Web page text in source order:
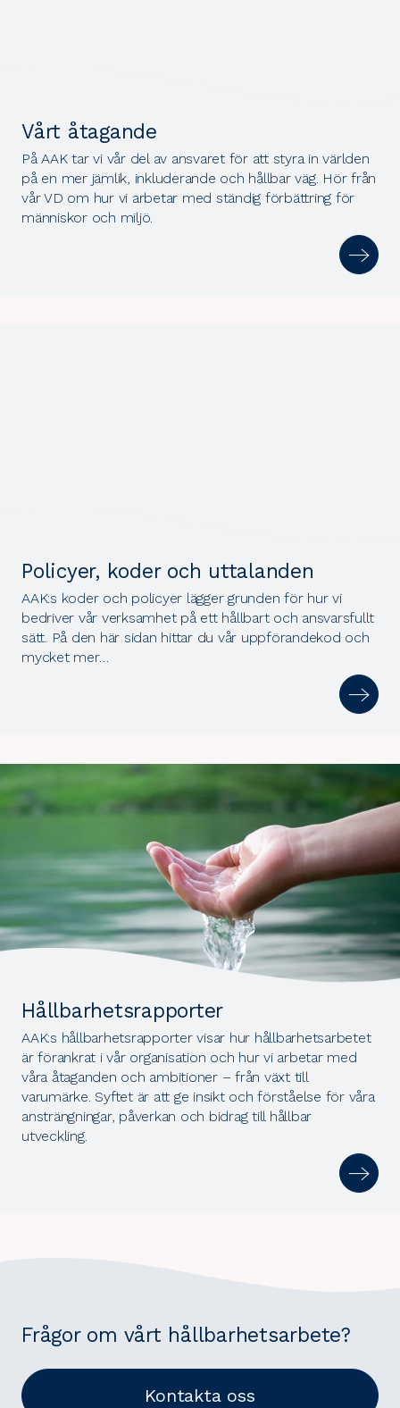
Vårt åtagande
På AAK tar vi vår del av ansvaret för att styra in världen
på en mer jämlik, inkluderande och hållbar väg. Hör från
vår VD om hur vi arbetar med ständig förbättring för
människor och miljö.
Policyer, koder och uttalanden
AAK:s koder och policyer lägger grunden för hur vi
bedriver vår verksamhet på ett hållbart och ansvarsfullt
sätt. På den här sidan hittar du vår uppförandekod och
mycket mer…
Hållbarhetsrapporter
AAK:s hållbarhetsrapporter visar hur hållbarhetsarbetet
är förankrat i vår organisation och hur vi arbetar med
våra åtaganden och ambitioner – från växt till
varumärke. Syftet är att ge insikt och förståelse för våra
ansträngningar, påverkan och bidrag till hållbar
utveckling.
Frågor om vårt hållbarhetsarbete?
Kontakta oss